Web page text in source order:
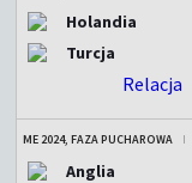
Holandia
Turcja
Relacja
ME 2024, FAZA PUCHAROWA
Anglia